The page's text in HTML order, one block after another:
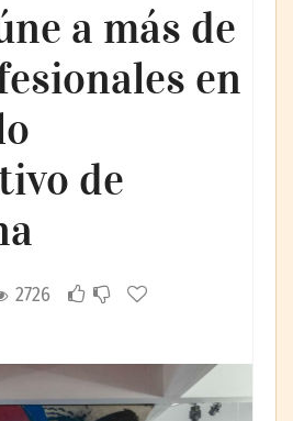
a más de
en
de
2726